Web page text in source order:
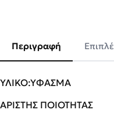
Περιγραφή
ΥΛΙΚΟ:ΥΦΑΣΜΑ
ΑΡΙΣΤΗΣ ΠΟΙΟΤΗΤΑΣ